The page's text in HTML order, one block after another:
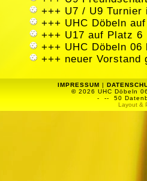
+++ U7 / U9 Turnier
+++ UHC Döbeln
+++ U17 auf Platz
+++ UHC Döbeln
+++ neuer Vorstand
IMPRESSUM |
© 2026 UHC Döbeln
-
-- 50
Layout &